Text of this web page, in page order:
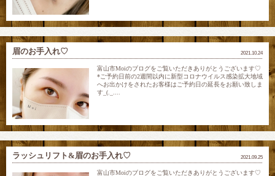
2021.10.24
眉のお手入れ♡
富山市Moiのブログをご覧いただきありがとうございます♡
*ご予約日前の2週間以内に新型コロナウイルス感染拡大地域
へお出かけをされたお客様はご予約日の延長をお願い致しま
す_(._....
2021.09.25
ラッシュリフト&眉のお手入れ♡
富山市Moiのブログをご覧いただきありがとうございます♡